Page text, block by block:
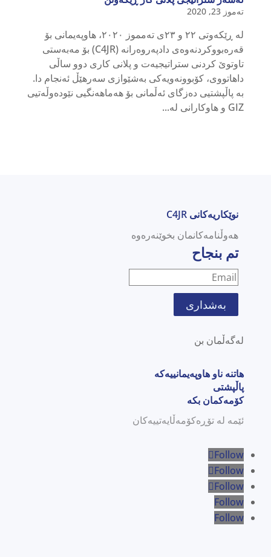
تەموز 23, 2020
لە ڕێکەوتی ٢٢ و ٢٣ی تەمموز ٢٠٢٠، هاوپەیمانی بۆ
قەرەبووکردنەوەی دادپەروەرانە (C4JR) بۆ مەبەستی
تاوتوێ کردنی ستراتیجیەت و پلانی کاری دوو ساڵی
داهاتووی، کۆبوونەویەکی بەشێوازی سەرهێڵ ئەنجام دا.
بە پاڵپشتیی دەزگای ئەڵمانی بۆ هەماهەنگیی نێودەوڵەتیی
GIZ و هاوکارانی لە...
نوێکاریەکانی C4JR
هەوڵنامەکانمان بخوێنەرەوە
تم بنجاح
بەشداری
لەگەڵمان بن
هاتنە ناو هاوپەیمانییەکە
پاڵپشتی
کۆمەکمان بکە
ئێمە لە تۆڕەکۆمەڵایەتییەکان
Follow
Follow
Follow
Follow
Follow